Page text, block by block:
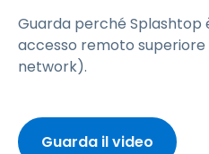
Guarda perché Splashtop
accesso remoto
network).
Guarda il video